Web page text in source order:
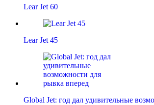
Lear Jet 60
Lear Jet 45
Global Jet: год дал удивительные